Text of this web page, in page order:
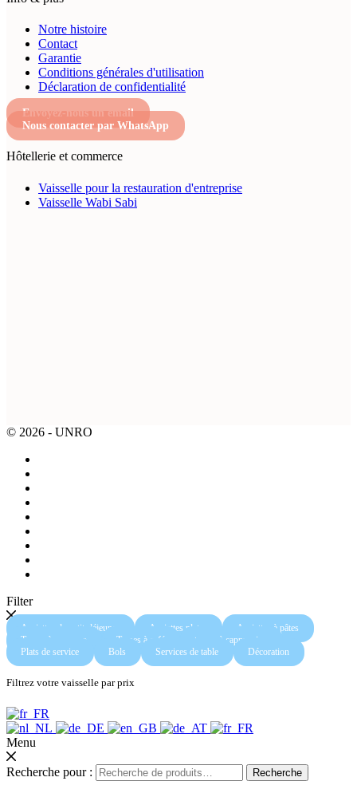
Notre histoire
Contact
Garantie
Conditions générales d'utilisation
Déclaration de confidentialité
Envoyez-nous un email
Nous contacter par WhatsApp
Hôtellerie et commerce
Vaisselle pour la restauration d'entreprise
Vaisselle Wabi Sabi
© 2026 - UNRO
Filter
Assiettes de petit-déjeuner Assiettes plates
Assiettes à pâtes
Tasses à espresso
Tasses à café
tasses à cappuccino
Plats de service
Bols Services de table Décoration
Filtrez votre vaisselle par prix
Menu
Recherche pour : Recherche